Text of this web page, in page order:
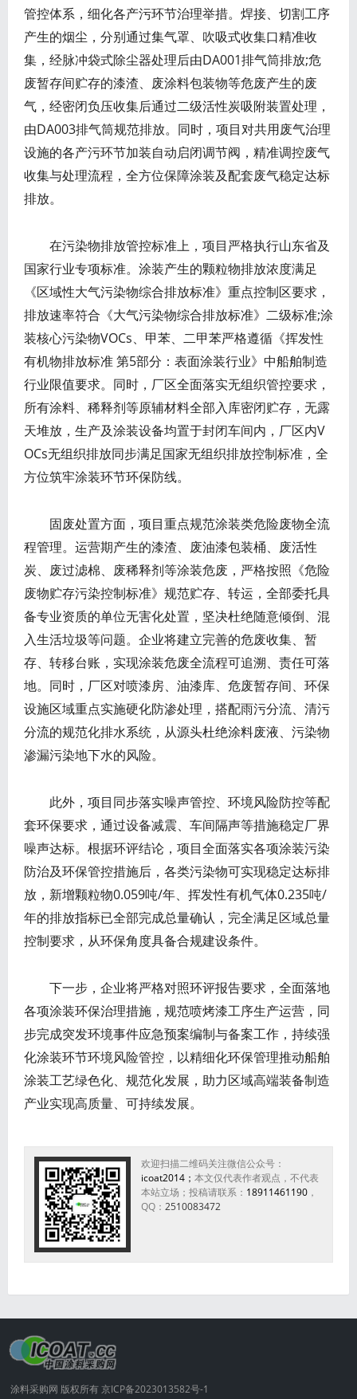
管控体系，细化各产污环节治理举措。焊接、切割工序
产生的烟尘，分别通过集气罩、吹吸式收集口精准收
集，经脉冲袋式除尘器处理后由DA001排气筒排放;危
废暂存间贮存的漆渣、废涂料包装物等危废产生的废
气，经密闭负压收集后通过二级活性炭吸附装置处理，
由DA003排气筒规范排放。同时，项目对共用废气治理
设施的各产污环节加装自动启闭调节阀，精准调控废气
收集与处理流程，全方位保障涂装及配套废气稳定达标
排放。
在污染物排放管控标准上，项目严格执行山东省及
国家行业专项标准。涂装产生的颗粒物排放浓度满足
《区域性大气污染物综合排放标准》重点控制区要求，
排放速率符合《大气污染物综合排放标准》二级标准;涂
装核心污染物VOCs、甲苯、二甲苯严格遵循《挥发性
有机物排放标准 第5部分：表面涂装行业》中船舶制造
行业限值要求。同时，厂区全面落实无组织管控要求，
所有涂料、稀释剂等原辅材料全部入库密闭贮存，无露
天堆放，生产及涂装设备均置于封闭车间内，厂区内V
OCs无组织排放同步满足国家无组织排放控制标准，全
方位筑牢涂装环节环保防线。
固废处置方面，项目重点规范涂装类危险废物全流
程管理。运营期产生的漆渣、废油漆包装桶、废活性
炭、废过滤棉、废稀释剂等涂装危废，严格按照《危险
废物贮存污染控制标准》规范贮存、转运，全部委托具
备专业资质的单位无害化处置，坚决杜绝随意倾倒、混
入生活垃圾等问题。企业将建立完善的危废收集、暂
存、转移台账，实现涂装危废全流程可追溯、责任可落
地。同时，厂区对喷漆房、油漆库、危废暂存间、环保
设施区域重点实施硬化防渗处理，搭配雨污分流、清污
分流的规范化排水系统，从源头杜绝涂料废液、污染物
渗漏污染地下水的风险。
此外，项目同步落实噪声管控、环境风险防控等配
套环保要求，通过设备减震、车间隔声等措施稳定厂界
噪声达标。根据环评结论，项目全面落实各项涂装污染
防治及环保管控措施后，各类污染物可实现稳定达标排
放，新增颗粒物0.059吨/年、挥发性有机气体0.235吨/
年的排放指标已全部完成总量确认，完全满足区域总量
控制要求，从环保角度具备合规建设条件。
下一步，企业将严格对照环评报告要求，全面落地
各项涂装环保治理措施，规范喷烤漆工序生产运营，同
步完成突发环境事件应急预案编制与备案工作，持续强
化涂装环节环境风险管控，以精细化环保管理推动船舶
涂装工艺绿色化、规范化发展，助力区域高端装备制造
产业实现高质量、可持续发展。
欢迎扫描二维码关注微信公众号：
icoat2014； 本文仅代表作者观点，不代表
本站立场；投稿请联系： 18911461190，
QQ： 2510083472
涂料采购网 版权所有 京ICP备2023013582号-1